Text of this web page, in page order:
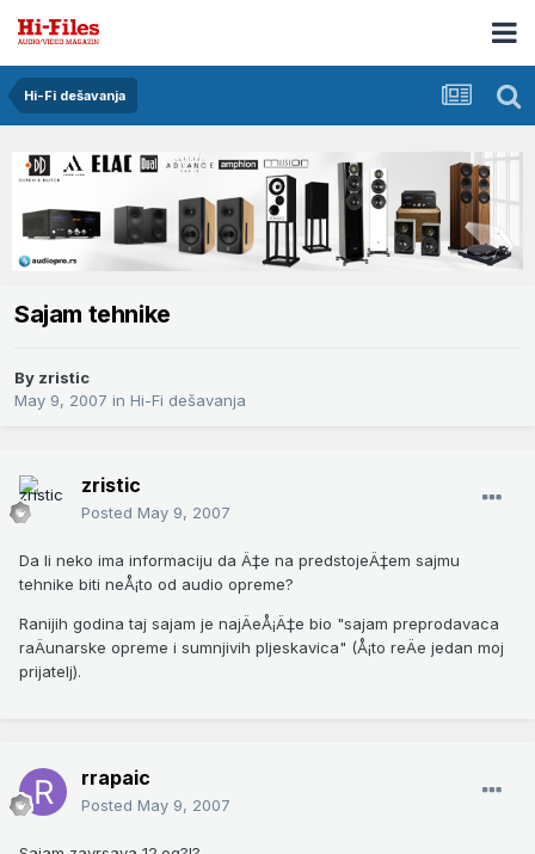
Hi-Fi dešavanja
Sajam tehnike
By zristic
May 9, 2007 in Hi-Fi dešavanja
zristic
Posted May 9, 2007
Da li neko ima informaciju da Ä‡e na predstojeÄ‡em sajmu
tehnike biti neÅ¡to od audio opreme?
Ranijih godina taj sajam je najÄeÅ¡Ä‡e bio "sajam preprodavaca
raÄunarske opreme i sumnjivih pljeskavica" (Å¡to reÄe jedan moj
prijatelj).
rrapaic
Posted May 9, 2007